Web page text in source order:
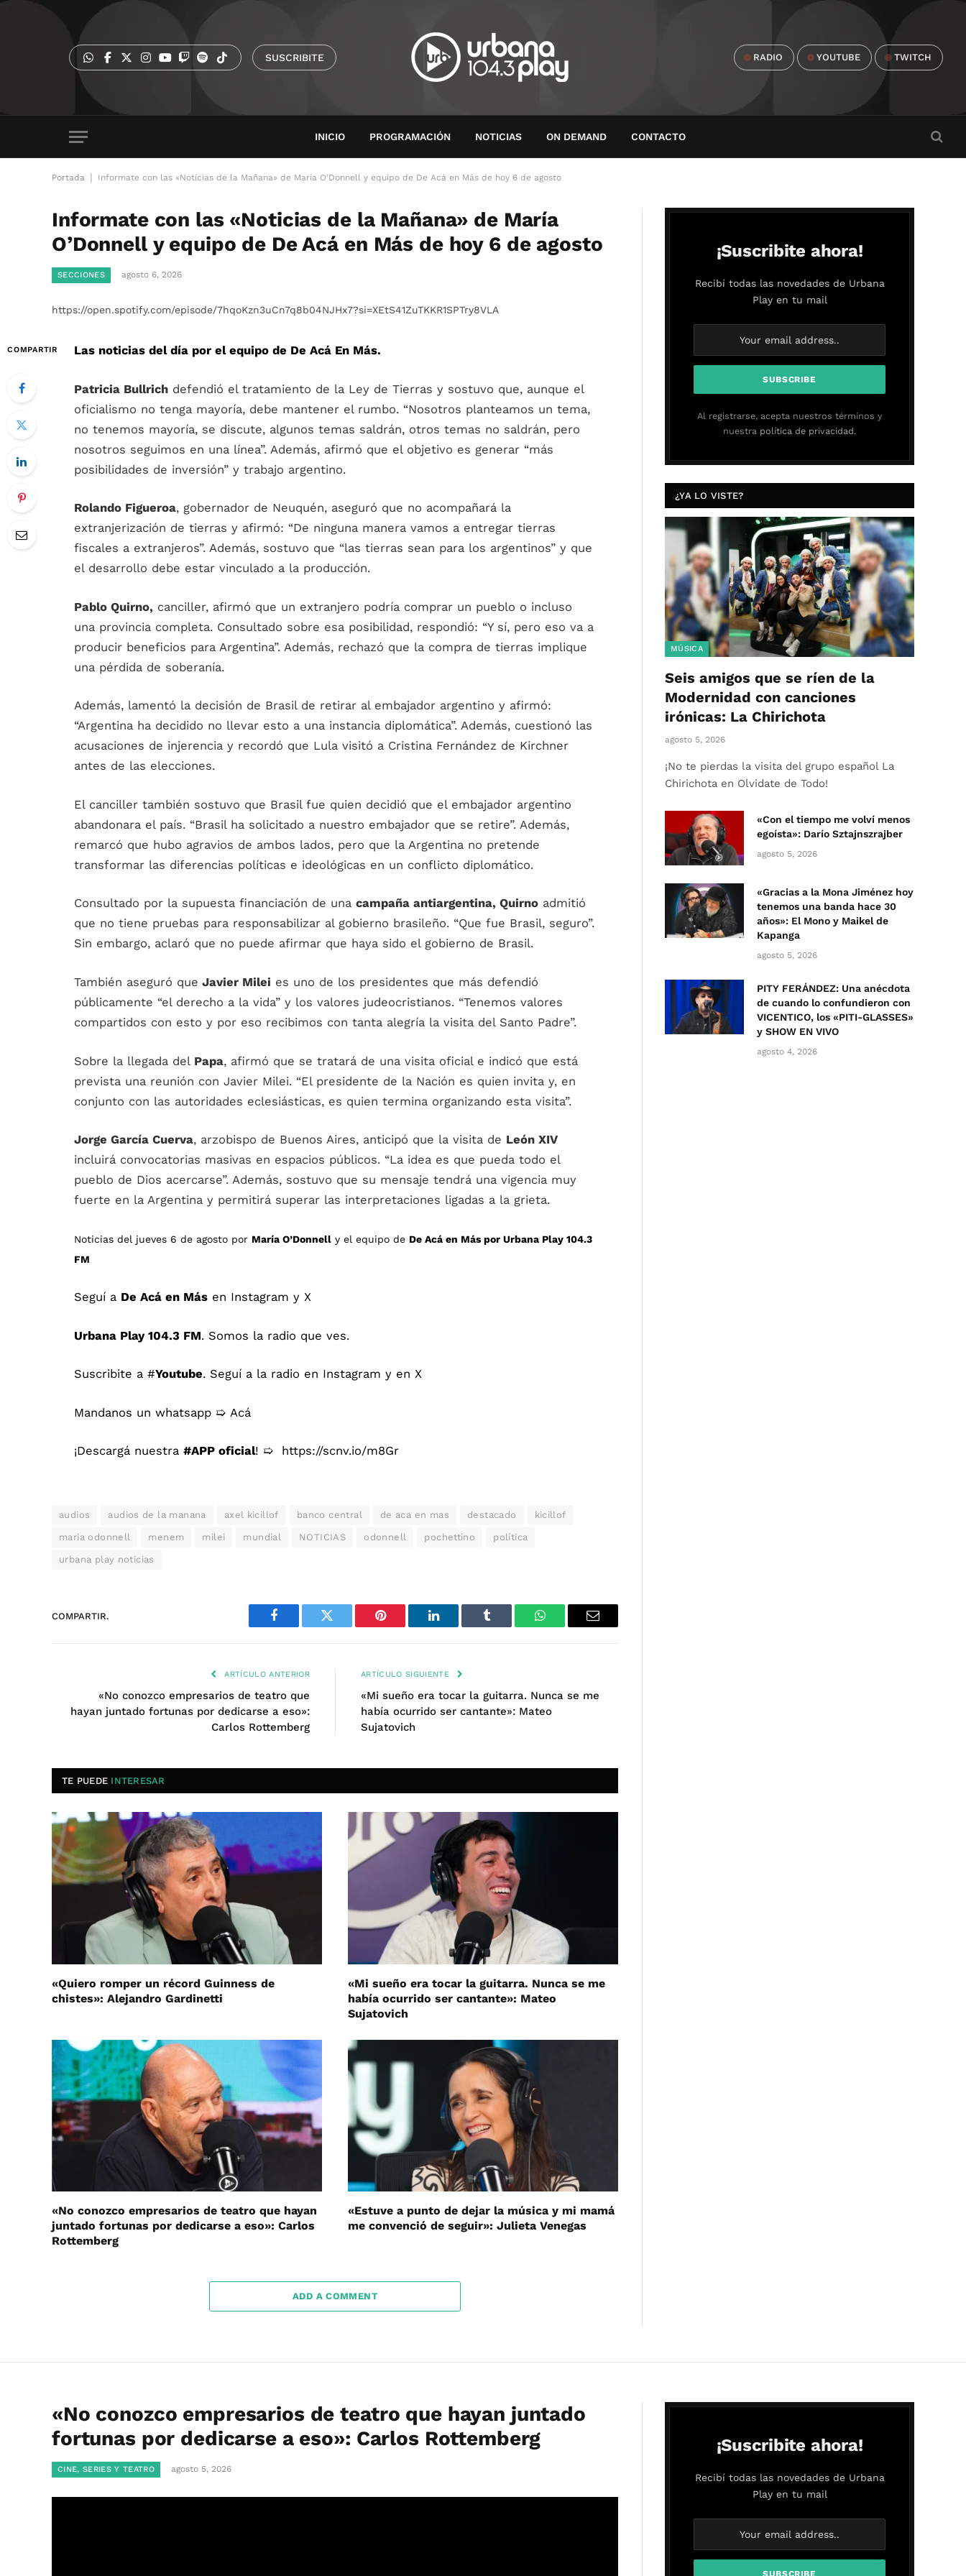
SUSCRIBITE RADIO YOUTUBE TWITCH
INICIO PROGRAMACIÓN NOTICIAS ON DEMAND CONTACTO
Portada Informate con las «Noticias de la Mañana» de María O’Donnell y equipo de De Acá en Más de hoy 6 de agosto
Informate con las «Noticias de la Mañana» de María
O’Donnell y equipo de De Acá en Más de hoy 6 de agosto
SECCIONES agosto 6, 2026
https://open.spotify.com/episode/7hqoKzn3uCn7q8b04NJHx7?si=XEtS41ZuTKKR1SPTry8VLA
COMPARTIR Las noticias del día por el equipo de De Acá En Más.
Patricia Bullrich defendió el tratamiento de la Ley de Tierras y sostuvo que, aunque el
oficialismo no tenga mayoría, debe mantener el rumbo. “Nosotros planteamos un tema,
no tenemos mayoría, se discute, algunos temas saldrán, otros temas no saldrán, pero
nosotros seguimos en una línea”. Además, afirmó que el objetivo es generar “más
posibilidades de inversión” y trabajo argentino.
Rolando Figueroa, gobernador de Neuquén, aseguró que no acompañará la
extranjerización de tierras y afirmó: “De ninguna manera vamos a entregar tierras
fiscales a extranjeros”. Además, sostuvo que “las tierras sean para los argentinos” y que
el desarrollo debe estar vinculado a la producción.
Pablo Quirno, canciller, afirmó que un extranjero podría comprar un pueblo o incluso
una provincia completa. Consultado sobre esa posibilidad, respondió: “Y sí, pero eso va a
producir beneficios para Argentina”. Además, rechazó que la compra de tierras implique
una pérdida de soberanía.
Además, lamentó la decisión de Brasil de retirar al embajador argentino y afirmó:
“Argentina ha decidido no llevar esto a una instancia diplomática”. Además, cuestionó las
acusaciones de injerencia y recordó que Lula visitó a Cristina Fernández de Kirchner
antes de las elecciones.
El canciller también sostuvo que Brasil fue quien decidió que el embajador argentino
abandonara el país. “Brasil ha solicitado a nuestro embajador que se retire”. Además,
remarcó que hubo agravios de ambos lados, pero que la Argentina no pretende
transformar las diferencias políticas e ideológicas en un conflicto diplomático.
Consultado por la supuesta financiación de una campaña antiargentina, Quirno admitió
que no tiene pruebas para responsabilizar al gobierno brasileño. “Que fue Brasil, seguro”.
Sin embargo, aclaró que no puede afirmar que haya sido el gobierno de Brasil.
También aseguró que Javier Milei es uno de los presidentes que más defendió
públicamente “el derecho a la vida” y los valores judeocristianos. “Tenemos valores
compartidos con esto y por eso recibimos con tanta alegría la visita del Santo Padre”.
Sobre la llegada del Papa, afirmó que se tratará de una visita oficial e indicó que está
prevista una reunión con Javier Milei. “El presidente de la Nación es quien invita y, en
conjunto con las autoridades eclesiásticas, es quien termina organizando esta visita”.
Jorge García Cuerva, arzobispo de Buenos Aires, anticipó que la visita de León XIV
incluirá convocatorias masivas en espacios públicos. “La idea es que pueda todo el
pueblo de Dios acercarse”. Además, sostuvo que su mensaje tendrá una vigencia muy
fuerte en la Argentina y permitirá superar las interpretaciones ligadas a la grieta.
Noticias del jueves 6 de agosto por María O’Donnell y el equipo de De Acá en Más por Urbana Play 104.3
FM
Seguí a De Acá en Más en Instagram y X
Urbana Play 104.3 FM. Somos la radio que ves.
Suscribite a #Youtube. Seguí a la radio en Instagram y en X
Mandanos un whatsapp ➯ Acá
¡Descargá nuestra #APP oficial! ➯ https://scnv.io/m8Gr
audios audios de la manana axel kicillof banco central de aca en mas destacado kicillof
maria odonnell menem milei mundial NOTICIAS odonnell pochettino política
urbana play noticias
COMPARTIR.
Facebook Twitter Pinterest LinkedIn Tumblr WhatsAppEmail
ARTÍCULO ANTERIOR
«No conozco empresarios de teatro que
hayan juntado fortunas por dedicarse a eso»:
Carlos Rottemberg
ARTÍCULO SIGUIENTE
«Mi sueño era tocar la guitarra. Nunca se me
había ocurrido ser cantante»: Mateo
Sujatovich
TE PUEDE INTERESAR
«Quiero romper un récord Guinness de
chistes»: Alejandro Gardinetti
«Mi sueño era tocar la guitarra. Nunca se me
había ocurrido ser cantante»: Mateo
Sujatovich
«No conozco empresarios de teatro que hayan
juntado fortunas por dedicarse a eso»: Carlos
Rottemberg
«Estuve a punto de dejar la música y mi mamá
me convenció de seguir»: Julieta Venegas
ADD A COMMENT
¡Suscribite ahora!
Recibí todas las novedades de Urbana
Play en tu mail
Al registrarse, acepta nuestros términos y
nuestra política de privacidad.
¿YA LO VISTE?
MÚSICA
Seis amigos que se ríen de la
Modernidad con canciones
irónicas: La Chirichota
agosto 5, 2026
¡No te pierdas la visita del grupo español La
Chirichota en Olvidate de Todo!
«Con el tiempo me volví menos
egoísta»: Darío Sztajnszrajber
agosto 5, 2026
«Gracias a la Mona Jiménez hoy
tenemos una banda hace 30
años»: El Mono y Maikel de
Kapanga
agosto 5, 2026
PITY FERÁNDEZ: Una anécdota
de cuando lo confundieron con
VICENTICO, los «PITI-GLASSES»
y SHOW EN VIVO
agosto 4, 2026
«No conozco empresarios de teatro que hayan juntado
fortunas por dedicarse a eso»: Carlos Rottemberg
CINE, SERIES Y TEATRO agosto 5, 2026
¡Suscribite ahora!
Recibí todas las novedades de Urbana
Play en tu mail